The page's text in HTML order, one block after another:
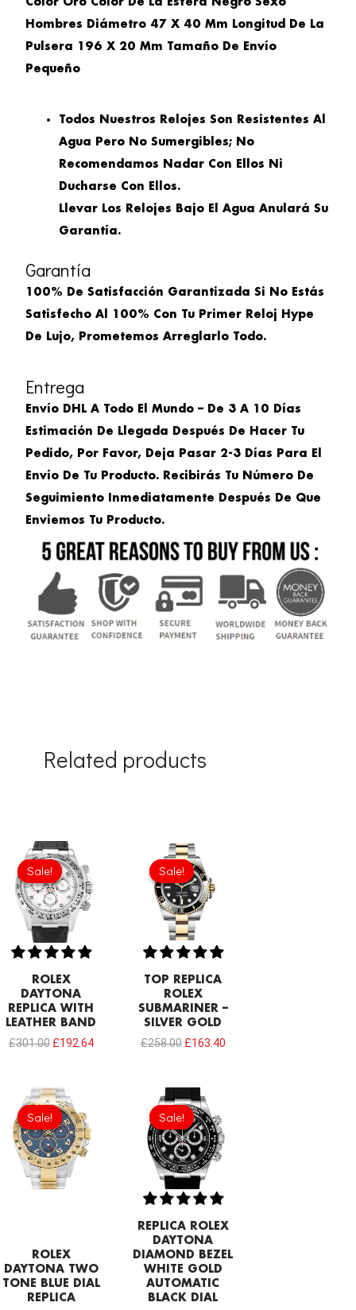
Hombres Diámetro 47 X 40 Mm Longitud De La
Pulsera 196 X 20 Mm Tamaño De Envío
Pequeño
Todos Nuestros Relojes Son Resistentes Al
Agua Pero No Sumergibles; No
Recomendamos Nadar Con Ellos Ni
Ducharse Con Ellos.
Llevar Los Relojes Bajo El Agua Anulará Su
Garantía.
Garantía
100% De Satisfacción Garantizada Si No Estás
Satisfecho Al 100% Con Tu Primer Reloj Hype
De Lujo, Prometemos Arreglarlo Todo.
Entrega
Envío DHL A Todo El Mundo – De 3 A 10 Días
Estimación De Llegada Después De Hacer Tu
Pedido, Por Favor, Deja Pasar 2-3 Días Para El
Envío De Tu Producto. Recibirás Tu Número De
Seguimiento Inmediatamente Después De Que
Enviemos Tu Producto.
Related products
Sale!
Sale!
ROLEX
DAYTONA
REPLICA WITH
LEATHER BAND
£301.00
Original
price
was:
£301.00.
£192.64
£192.64.
Sale!
Sale!
TOP REPLICA
ROLEX
SUBMARINER –
SILVER GOLD
£258.00
Original
price
was:
£258.00.
£163.40
Sale!
Sale!
ROLEX
DAYTONA TWO
TONE BLUE DIAL
REPLICA
Original
price
was:
£301.00.
Sale!
Sale!
REPLICA ROLEX
DAYTONA
DIAMOND BEZEL
WHITE GOLD
AUTOMATIC
BLACK DIAL
Original
price
was:
£258.00.£192.64.